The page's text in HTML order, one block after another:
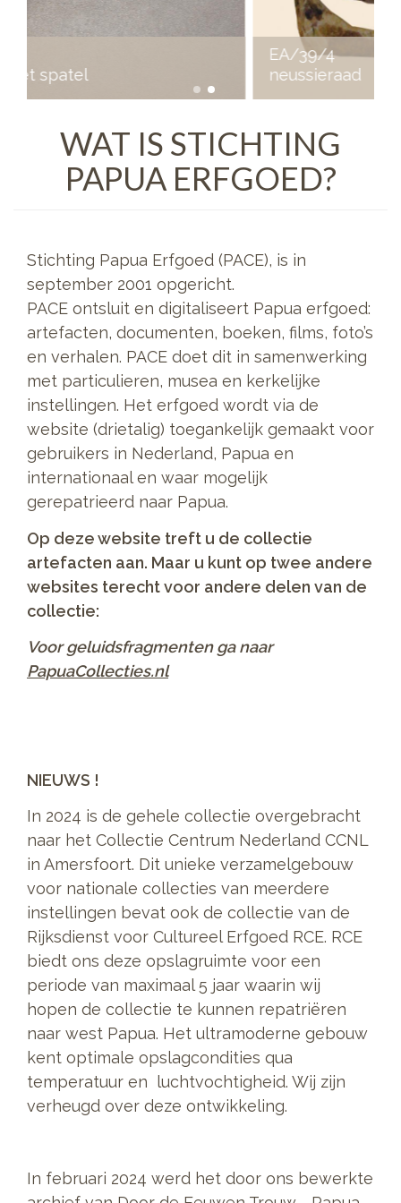
neussieraad
WAT IS STICHTING
PAPUA ERFGOED?
Stichting Papua Erfgoed (PACE), is in
september 2001 opgericht.
PACE ontsluit en digitaliseert Papua erfgoed:
artefacten, documenten, boeken, films, foto’s
en verhalen. PACE doet dit in samenwerking
met particulieren, musea en kerkelijke
instellingen. Het erfgoed wordt via de
website (drietalig) toegankelijk gemaakt voor
gebruikers in Nederland, Papua en
internationaal en waar mogelijk
gerepatrieerd naar Papua.
Op deze website treft u de collectie
artefacten aan. Maar u kunt op twee andere
websites terecht voor andere delen van de
collectie:
Voor geluidsfragmenten ga naar
PapuaCollecties.nl
NIEUWS !
In 2024 is de gehele collectie overgebracht
naar het Collectie Centrum Nederland CCNL
in Amersfoort. Dit unieke verzamelgebouw
voor nationale collecties van meerdere
instellingen bevat ook de collectie van de
Rijksdienst voor Cultureel Erfgoed RCE. RCE
biedt ons deze opslagruimte voor een
periode van maximaal 5 jaar waarin wij
hopen de collectie te kunnen repatriëren
naar west Papua. Het ultramoderne gebouw
kent optimale opslagcondities qua
temperatuur en luchtvochtigheid. Wij zijn
verheugd over deze ontwikkeling.
In februari 2024 werd het door ons bewerkte